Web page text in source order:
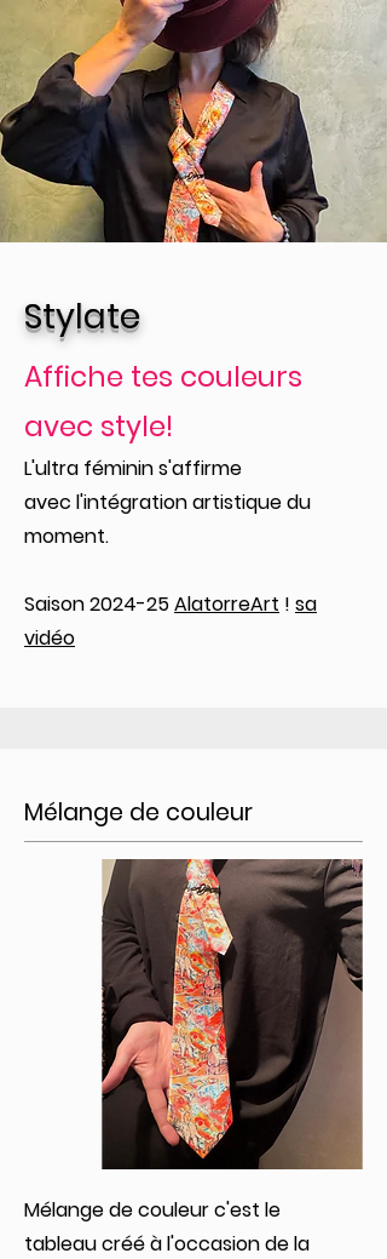
Stylate
Affiche tes couleurs
avec style!
L'ultra féminin s'affirme
avec l'intégration artistique du
moment.
Saison 2024-25AlatorreArt ! sa
vidéo
Mélange de couleur
Mélange de couleur c'est le
tableau créé à l'occasion de la